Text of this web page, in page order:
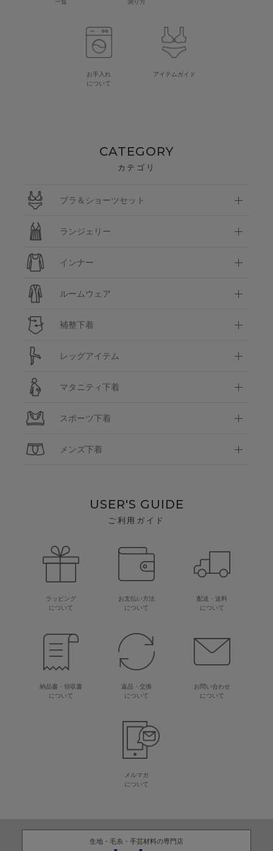
一覧
測り方
お手入れ
について
アイテムガイド
CATEGORY
カテゴリ
ブラ＆ショーツセット
ランジェリー
インナー
ルームウェア
補整下着
レッグアイテム
マタニティ下着
スポーツ下着
メンズ下着
USER'S GUIDE
ご利用ガイド
ラッピング
について
お支払い方法
について
配送・送料
について
納品書・領収書
について
返品・交換
について
お問い合わせ
について
メルマガ
について
生地・毛糸・手芸材料の専門店